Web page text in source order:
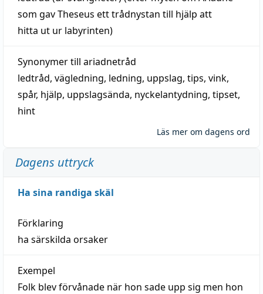
som gav Theseus ett trådnystan till hjälp att
hitta ut ur labyrinten)
Synonymer till ariadnetråd
ledtråd, vägledning, ledning, uppslag, tips, vink,
spår, hjälp, uppslagsända, nyckelantydning, tipset,
hint
Läs mer om dagens ord
Dagens uttryck
Ha sina randiga skäl
Förklaring
ha särskilda orsaker
Exempel
Folk blev förvånade när hon sade upp sig men hon